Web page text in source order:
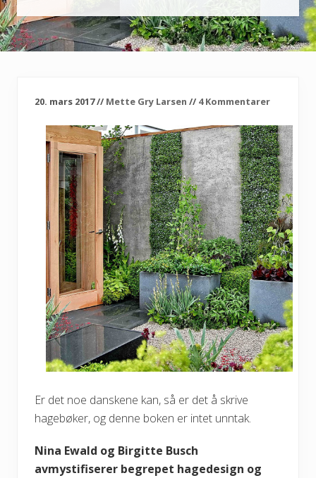
20. mars 2017// Mette Gry Larsen // 4 Kommentarer
Er det noe danskene kan, så er det å skrive
hagebøker, og denne boken er intet unntak.
Nina Ewald og Birgitte Busch
avmystifiserer begrepet hagedesign og